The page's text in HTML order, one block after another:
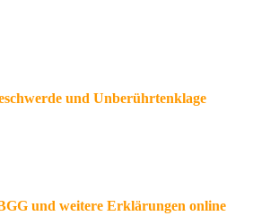
und Unberührtenklage
und weitere Erklärungen online